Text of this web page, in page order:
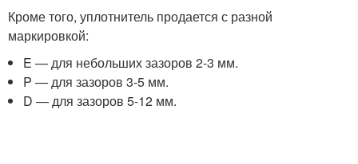
Кроме того, уплотнитель продается с разной
маркировкой:
E — для небольших зазоров 2-3 мм.
P — для зазоров 3-5 мм.
D — для зазоров 5-12 мм.